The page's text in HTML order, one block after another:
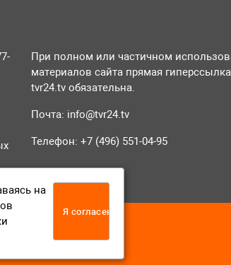
При полном или частичном
материалов сайта прямая
tvr24.tv обязательна.
Почта: info@tvr24.tv
Телефон: +7 (496) 551-04-95
на
Я согласен